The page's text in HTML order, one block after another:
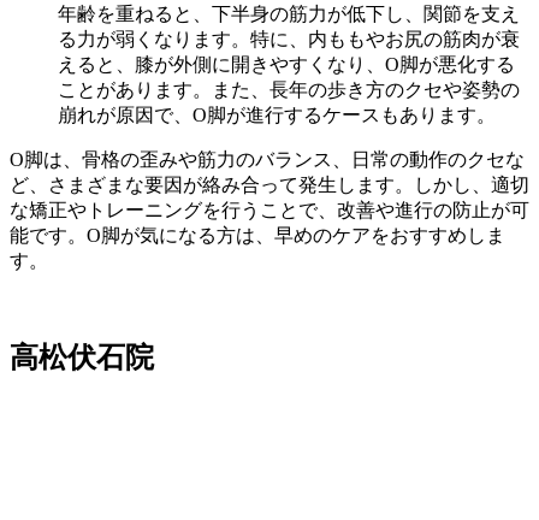
年齢を重ねると、下半身の筋力が低下し、関節を支え
る力が弱くなります。特に、内ももやお尻の筋肉が衰
えると、膝が外側に開きやすくなり、O脚が悪化する
ことがあります。また、長年の歩き方のクセや姿勢の
崩れが原因で、O脚が進行するケースもあります。
O脚は、骨格の歪みや筋力のバランス、日常の動作のクセな
ど、さまざまな要因が絡み合って発生します。しかし、適切
な矯正やトレーニングを行うことで、改善や進行の防止が可
能です。O脚が気になる方は、早めのケアをおすすめしま
す。
高松伏石院